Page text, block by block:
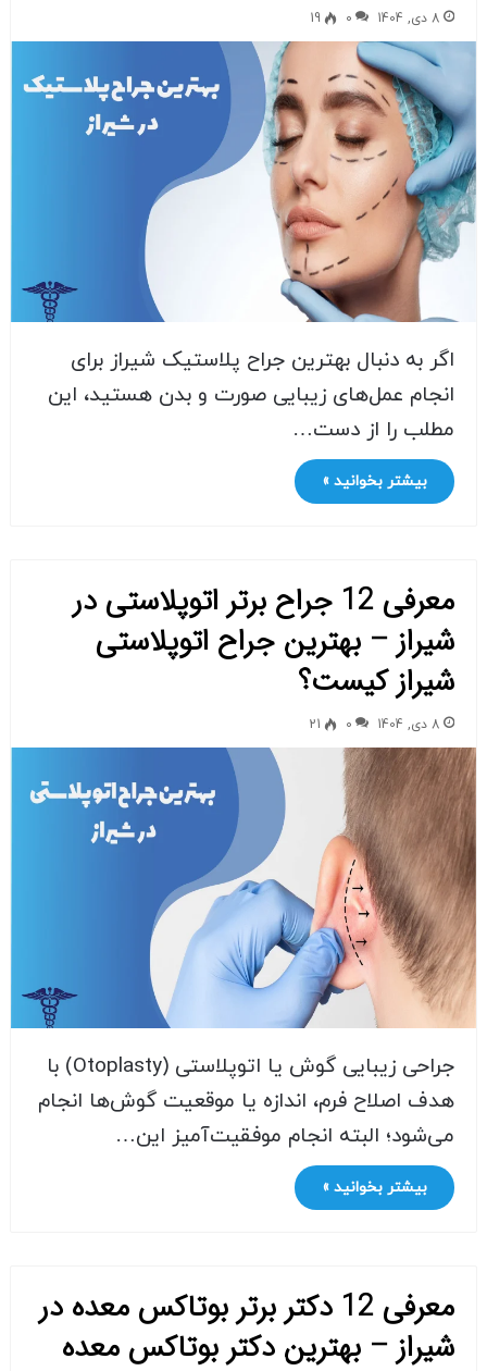
8 دی, 1404 0
19
اگر به دنبال بهترین جراح پلاستیک شیراز برای
انجام عمل‌های زیبایی صورت و بدن هستید، این
مطلب را از دست…
بیشتر بخوانید »
معرفی 12 جراح برتر اتوپلاستی در
شیراز – بهترین جراح اتوپلاستی
شیراز کیست؟
8 دی, 1404 0
21
جراحی زیبایی گوش یا اتوپلاستی (Otoplasty) با
هدف اصلاح فرم، اندازه یا موقعیت گوش‌ها انجام
می‌شود؛ البته انجام موفقیت‌آمیز این…
بیشتر بخوانید »
معرفی 12 دکتر برتر بوتاکس معده در
شیراز – بهترین دکتر بوتاکس معده